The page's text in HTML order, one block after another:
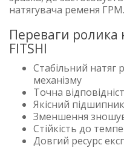
натягувача ременя ГРМ.
Переваги ролика
FITSHI
Стабільний натяг
механізму
Точна
Якісний
Зменшення
Стійкість до
Довгий ресурс